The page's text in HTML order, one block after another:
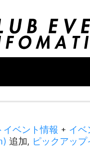
イベント情報 + イベ
追加, ピックアッ